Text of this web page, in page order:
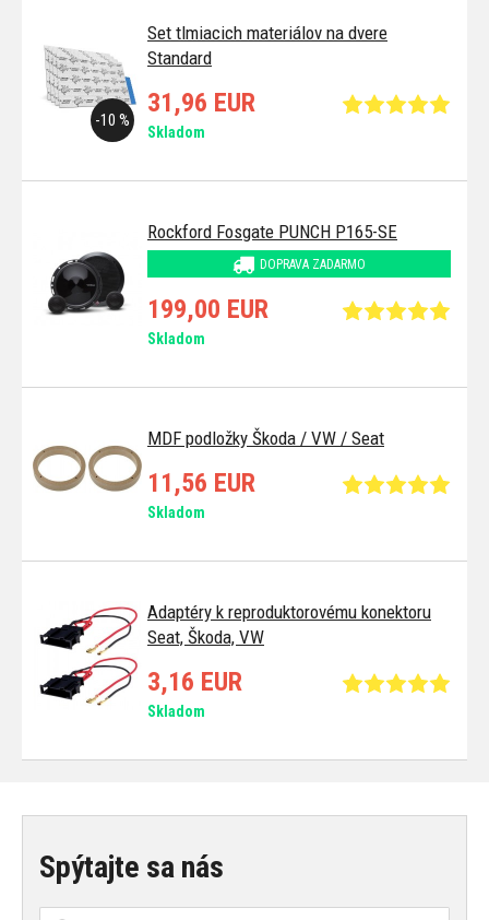
Set tlmiacich materiálov na dvere
Standard
-10 %
31,96 EUR
Skladom
Rockford Fosgate PUNCH P165-SE
DOPRAVA ZADARMO
199,00 EUR
Skladom
MDF podložky Škoda / VW / Seat
11,56 EUR
Skladom
Adaptéry k reproduktorovému konektoru
Seat, Škoda, VW
3,16 EUR
Skladom
Spýtajte sa nás